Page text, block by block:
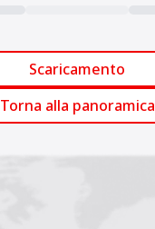
Scaricamento
Torna alla panoramica